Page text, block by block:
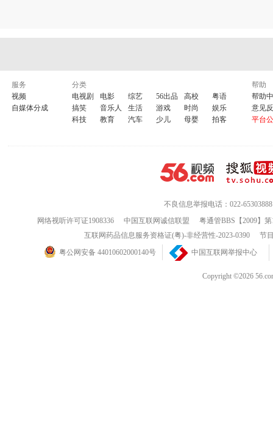
服务
视频
自媒体分成
分类
电视剧
电影 综艺 56出品 高校
粤语
搞笑
音乐人 生活 游戏 时尚
娱乐
科技
教育 汽车 少儿 母婴 拍客
帮助
帮助
意见
平台
不良信息举报电话：022-65303888
网络视听许可证1908336
中国互联网诚信联盟
粤通管BBS【2009】
互联网药品信息服务资格证(粤)-非经营性-2023-0390
节
粤公网安备 44010602000140号
中国互联网举报中心
Copyright ©2026